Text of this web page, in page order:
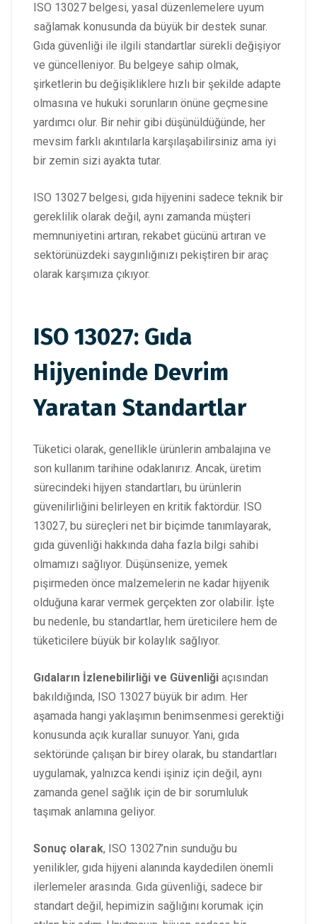
ISO 13027 belgesi, yasal düzenlemelere uyum
sağlamak konusunda da büyük bir destek sunar.
Gıda güvenliği ile ilgili standartlar sürekli değişiyor
ve güncelleniyor. Bu belgeye sahip olmak,
şirketlerin bu değişikliklere hızlı bir şekilde adapte
olmasına ve hukuki sorunların önüne geçmesine
yardımcı olur. Bir nehir gibi düşünüldüğünde, her
mevsim farklı akıntılarla karşılaşabilirsiniz ama iyi
bir zemin sizi ayakta tutar.
ISO 13027 belgesi, gıda hijyenini sadece teknik bir
gereklilik olarak değil, aynı zamanda müşteri
memnuniyetini artıran, rekabet gücünü artıran ve
sektörünüzdeki saygınlığınızı pekiştiren bir araç
olarak karşımıza çıkıyor.
ISO 13027: Gıda
Hijyeninde Devrim
Yaratan Standartlar
Tüketici olarak, genellikle ürünlerin ambalajına ve
son kullanım tarihine odaklanırız. Ancak, üretim
sürecindeki hijyen standartları, bu ürünlerin
güvenilirliğini belirleyen en kritik faktördür. ISO
13027, bu süreçleri net bir biçimde tanımlayarak,
gıda güvenliği hakkında daha fazla bilgi sahibi
olmamızı sağlıyor. Düşünsenize, yemek
pişirmeden önce malzemelerin ne kadar hijyenik
olduğuna karar vermek gerçekten zor olabilir. İşte
bu nedenle, bu standartlar, hem üreticilere hem de
tüketicilere büyük bir kolaylık sağlıyor.
Gıdaların İzlenebilirliği ve Güvenliği açısından
bakıldığında, ISO 13027 büyük bir adım. Her
aşamada hangi yaklaşımın benimsenmesi gerektiği
konusunda açık kurallar sunuyor. Yani, gıda
sektöründe çalışan bir birey olarak, bu standartları
uygulamak, yalnızca kendi işiniz için değil, aynı
zamanda genel sağlık için de bir sorumluluk
taşımak anlamına geliyor.
Sonuç olarak, ISO 13027’nin sunduğu bu
yenilikler, gıda hijyeni alanında kaydedilen önemli
ilerlemeler arasında. Gıda güvenliği, sadece bir
standart değil, hepimizin sağlığını korumak için